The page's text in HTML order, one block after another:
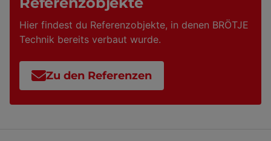
Hier findest du Referenzobjekte, in denen BRÖTJE
Technik bereits verbaut wurde.
Zu den Referenzen